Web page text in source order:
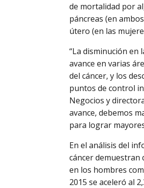
de mortalidad por
páncreas (en
útero (en las
“La disminución en
avance en varias
del cáncer, y los
puntos de control
Negocios y
avance, debemos
para lograr
En el análisis del
cáncer demuestran
en los hombres
2015 se aceleró al